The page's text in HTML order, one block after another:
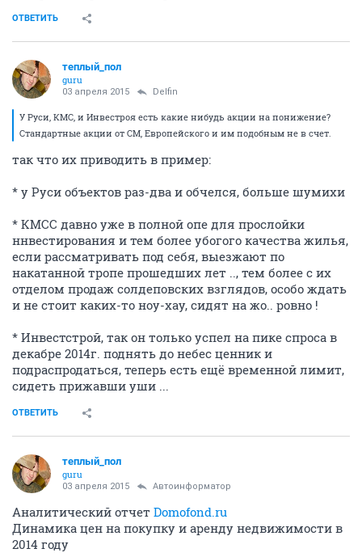
ОТВЕТИТЬ
теплый_пол
guru
03 апреля 2015 Delfin
У Руси, КМС, и Инвестроя есть какие нибудь акции на понижение?
Стандартные акции от СМ, Европейского и им подобным не в счет.
так что их приводить в пример:
* у Руси объектов раз-два и обчелся, больше шумихи
* КМСС давно уже в полной опе для прослойки
ннвестирования и тем более убогого качества жилья,
если рассматривать под себя, выезжают по
накатанной тропе прошедших лет .., тем более с их
отделом продаж солдеповских взглядов, особо ждать
и не стоит каких-то ноу-хау, сидят на жо.. ровно !
* Инвестстрой, так он только успел на пике спроса в
декабре 2014г. поднять до небес ценник и
подраспродаться, теперь есть ещё временной лимит,
сидеть прижавши уши ...
ОТВЕТИТЬ
теплый_пол
guru
03 апреля 2015 Автоинформатор
Аналитический отчет Domofond.ru
Динамика цен на покупку и аренду недвижимости в
2014 году